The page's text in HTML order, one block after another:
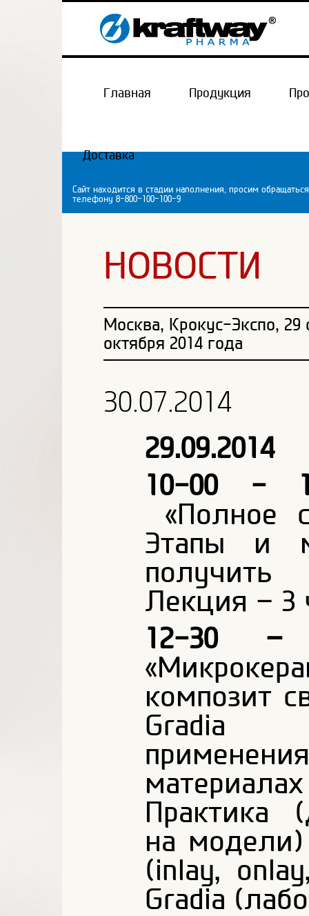
Главная Продукция
Доставка
Сайт находится в стадии наполнения, просим
телефону 8-800-100-100-9
НОВОСТИ
Москва, Крокус-Экспо, 29
октября 2014 года
30.07.2014
29.09.2014
10-00 -
«Полное
Этапы и
получить
Лекция – 3
12-30 –
композит
Gradia
Практика
на
(inlay,
Grаdia